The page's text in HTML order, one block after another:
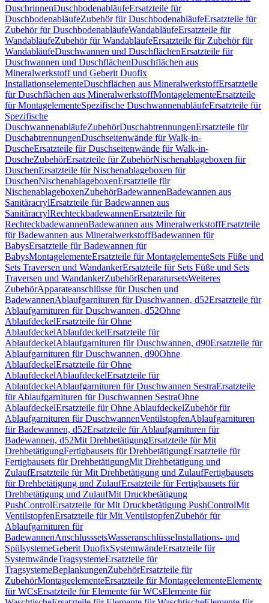
DuschrinnenDuschbodenabläufeErsatzteile für
DuschbodenabläufeZubehör für DuschbodenabläufeErsatzteile für
Zubehör für DuschbodenabläufeWandabläufeErsatzteile für
WandabläufeZubehör für WandabläufeErsatzteile für Zubehör für
WandabläufeDuschwannen und DuschflächenErsatzteile für
Duschwannen und DuschflächenDuschflächen aus
Mineralwerkstoff und Geberit Duofix
InstallationselementeDuschflächen aus MineralwerkstoffErsatzteile
für Duschflächen aus MineralwerkstoffMontagelementeErsatzteile
für MontagelementeSpezifische DuschwannenabläufeErsatzteile für
Spezifische
DuschwannenabläufeZubehörDuschabtrennungenErsatzteile für
DuschabtrennungenDuschseitenwände für Walk-in-
DuscheErsatzteile für Duschseitenwände für Walk-in-
DuscheZubehörErsatzteile für ZubehörNischenablageboxen für
DuschenErsatzteile für Nischenablageboxen für
DuschenNischenablageboxenErsatzteile für
NischenablageboxenZubehörBadewannenBadewannen aus
SanitäracrylErsatzteile für Badewannen aus
SanitäracrylRechteckbadewannenErsatzteile für
RechteckbadewannenBadewannen aus MineralwerkstoffErsatzteile
für Badewannen aus MineralwerkstoffBadewannen für
BabysErsatzteile für Badewannen für
BabysMontagelementeErsatzteile für MontagelementeSets Füße und
Sets Traversen und WandankerErsatzteile für Sets Füße und Sets
Traversen und WandankerZubehörReparatursetsWeiteres
ZubehörApparateanschlüsse für Duschen und
BadewannenAblaufgarnituren für Duschwannen, d52Ersatzteile für
Ablaufgarnituren für Duschwannen, d52Ohne
AblaufdeckelErsatzteile für Ohne
AblaufdeckelAblaufdeckelErsatzteile für
AblaufdeckelAblaufgarnituren für Duschwannen, d90Ersatzteile für
Ablaufgarnituren für Duschwannen, d90Ohne
AblaufdeckelErsatzteile für Ohne
AblaufdeckelAblaufdeckelErsatzteile für
AblaufdeckelAblaufgarnituren für Duschwannen SestraErsatzteile
für Ablaufgarnituren für Duschwannen SestraOhne
AblaufdeckelErsatzteile für Ohne AblaufdeckelZubehör für
Ablaufgarnituren für DuschwannenVentilstopfenAblaufgarnituren
für Badewannen, d52Ersatzteile für Ablaufgarnituren für
Badewannen, d52Mit DrehbetätigungErsatzteile für Mit
DrehbetätigungFertigbausets für DrehbetätigungErsatzteile für
Fertigbausets für DrehbetätigungMit Drehbetätigung und
ZulaufErsatzteile für Mit Drehbetätigung und ZulaufFertigbausets
für Drehbetätigung und ZulaufErsatzteile für Fertigbausets für
Drehbetätigung und ZulaufMit Druckbetätigung
PushControlErsatzteile für Mit Druckbetätigung PushControlMit
VentilstopfenErsatzteile für Mit VentilstopfenZubehör für
Ablaufgarnituren für
BadewannenAnschlusssetsWasseranschlüsseInstallations- und
SpülsystemeGeberit DuofixSystemwändeErsatzteile für
SystemwändeTragsystemeErsatzteile für
TragsystemeBeplankungenZubehörErsatzteile für
ZubehörMontageelementeErsatzteile für MontageelementeElemente
für WCsErsatzteile für Elemente für WCsElemente für